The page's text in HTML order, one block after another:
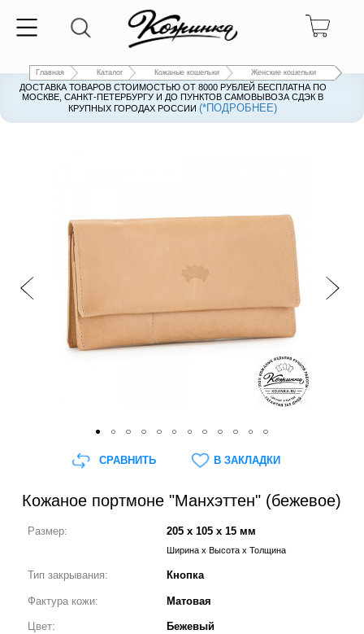
Главная Каталог Кожаные кошельки Женские кошельки
ДОСТАВКА ТОВАРОВ СТОИМОСТЬЮ ОТ 8000 РУБЛЕЙ БЕСПЛАТНА ПО
МОСКВЕ, САНКТ-ПЕТЕРБУРГУ И ДО ПУНКТОВ САМОВЫВОЗА СДЭК В
КРУПНЫХ ГОРОДАХ РОССИИ(*ПОДРОБНЕЕ)
ДОСТАВКА ТОВАРОВ СТОИМОСТЬЮ ОТ 8000 РУБЛЕЙ БЕСПЛАТНА ПО
МОСКВЕ, САНКТ-ПЕТЕРБУРГУ И ДО ПУНКТОВ САМОВЫВОЗА СДЭК В
КРУПНЫХ ГОРОДАХ РОССИИ(*ПОДРОБНЕЕ)
Кожаное портмоне "Манхэттен" (бежевое)
Размер: 205 x 105 x 15 мм
Ширина x Высота x Толщина
Тип закрывания: Кнопка
Фактура кожи: Матовая
Цвет: Бежевый
СРАВНИТЬ В ЗАКЛАДКИ